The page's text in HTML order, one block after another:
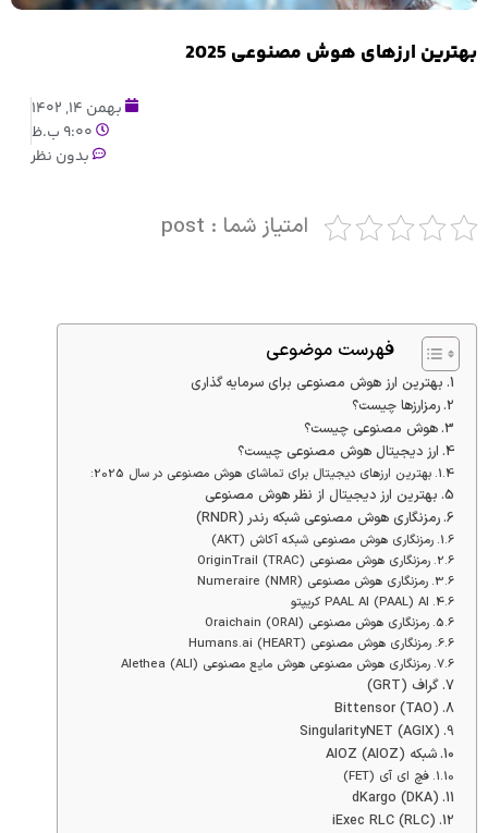
بهترین ارزهای هوش مصنوعی 2025
بهمن 14, 1402
9:00 ب.ظ
بدون نظر
امتیاز شما : post
فهرست موضوعی
بهترین ارز هوش مصنوعی برای سرمایه گذاری
رمزارزها چیست؟
هوش مصنوعی چیست؟
ارز دیجیتال هوش مصنوعی چیست؟
بهترین ارزهای دیجیتال برای تماشای هوش مصنوعی در سال 2025:
بهترین ارز دیجیتال از نظر هوش مصنوعی
رمزنگاری هوش مصنوعی شبکه رندر (RNDR)
رمزنگاری هوش مصنوعی شبکه آکاش (AKT)
رمزنگاری هوش مصنوعی OriginTrail (TRAC)
رمزنگاری هوش مصنوعی Numeraire (NMR)
PAAL AI (PAAL) AI کریپتو
رمزنگاری هوش مصنوعی Oraichain (ORAI)
رمزنگاری هوش مصنوعی Humans.ai (HEART)
رمزنگاری هوش مصنوعی هوش مایع مصنوعی Alethea (ALI)
گراف (GRT)
Bittensor (TAO)
SingularityNET (AGIX)
شبکه AIOZ (AIOZ)
فچ ای آی (FET)
dKargo (DKA)
iExec RLC (RLC)